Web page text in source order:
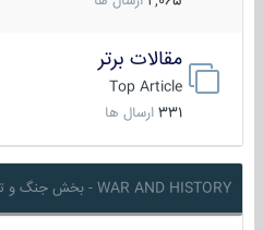
مقالات برتر
Top Article
331 ارسال ها
WAR AND HISTORY - بخش جنگ و تاریخ